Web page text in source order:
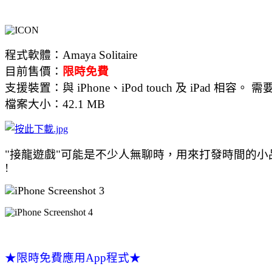
程式軟體：Amaya Solitaire
目前售價： 限時免費
支援裝置：與 iPhone、iPod touch 及 iPad 相容。 需
檔案大小：42.1 MB
"接龍遊戲"可能是不少人無聊時，用來打發時間的
!
★限時免費應用App程式★